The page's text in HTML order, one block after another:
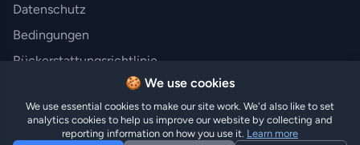
Datenschutz
Bedingungen
Rückerstattungsrichtlinie
© 2025 Hi eSIM. Alle Rechte vorbehalten.
🍪 We use cookies
We use essential cookies to make our site work. We'd also like to set
analytics cookies to help us improve our website by collecting and
reporting information on how you use it. Learn more